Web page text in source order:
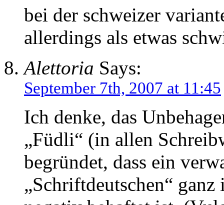
bei der schweizer
allerdings als etwas
Alettoria Says:
September 7th, 2007 at 11:45
Ich denke, das
„Füdli“ (in allen
begründet, dass ein
„Schriftdeutschen“